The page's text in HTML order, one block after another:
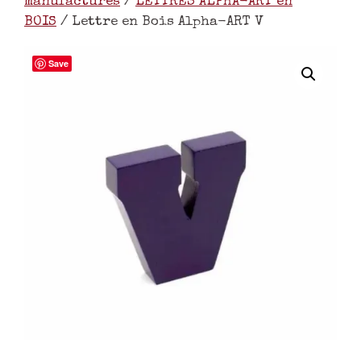
BOIS / Lettre en Bois Alpha-ART V
Save